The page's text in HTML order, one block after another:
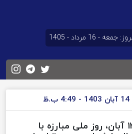
جمعه - 16 مرداد - 1405
14 آبان 1403 - 4:49 ب.ظ
راهپیمایی یوم‌الله ۱۳ آبان، روز ملی مبارزه با